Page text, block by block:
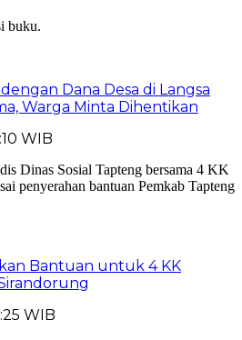
Dana Desa di Langsa
Warga Minta Dihentikan
WIB
Bantuan untuk 4 KK
WIB